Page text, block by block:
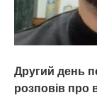
Другий день
розповів про